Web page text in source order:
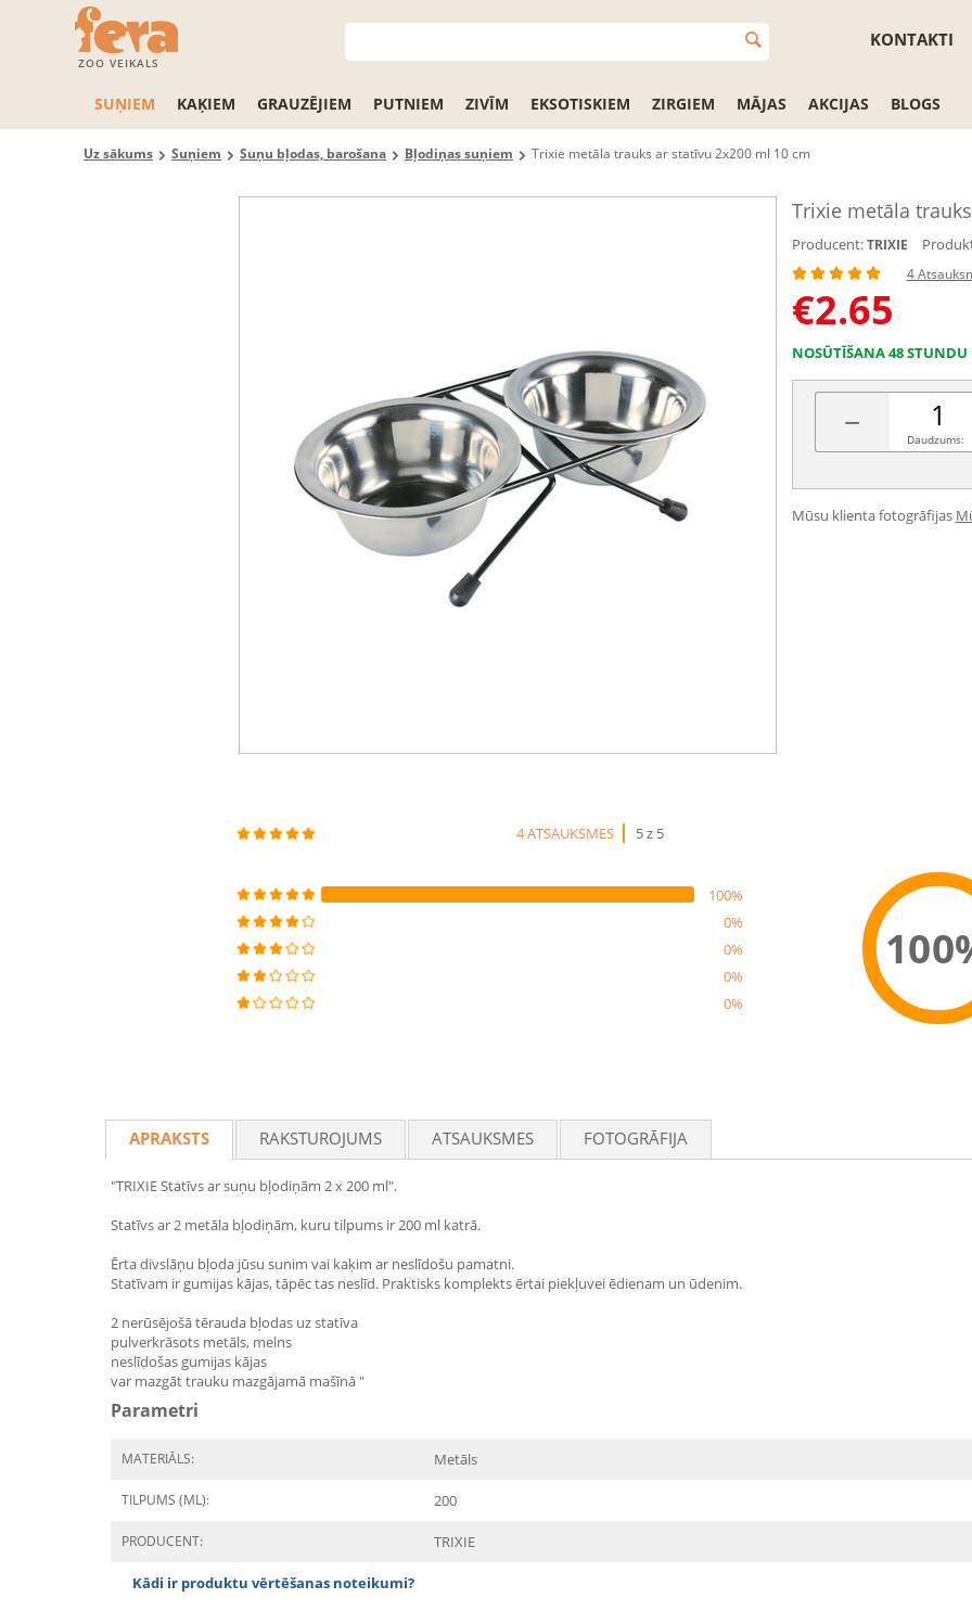
ZOO VEIKALS
KONTAKTI
SUŅIEM KAĶIEM GRAUZĒJIEM PUTNIEM ZIVĪM EKSOTISKIEM ZIRGIEM MĀJAS AKCIJAS BLOGS
Uz sākums Suņiem Suņu bļodas, barošana Bļodiņas suņiem Trixie metāla trauks ar statīvu 2x200 ml 10 cm
Trixie metāla
Producent: TRIXIE
4
€2.65
NOSŪTĪŠANA 48 STUNDU
− Daudzums:
Mūsu klienta fotogrāfijas
4 ATSAUKSMES 5 z 5
100%
0%
0%
0%
0%
APRAKSTS RAKSTUROJUMS ATSAUKSMES FOTOGRĀFIJA
"TRIXIE Statīvs ar suņu bļodiņām 2 x 200 ml".
Statīvs ar 2 metāla bļodiņām, kuru tilpums ir 200 ml katrā.
Ērta divslāņu bļoda jūsu sunim vai kaķim ar neslīdošu pamatni.
Statīvam ir gumijas kājas, tāpēc tas neslīd. Praktisks komplekts ērtai piekļuvei ēdienam un ūdenim.
2 nerūsējošā tērauda bļodas uz statīva
pulverkrāsots metāls, melns
neslīdošas gumijas kājas
var mazgāt trauku mazgājamā mašīnā "
Parametri
MATERIĀLS: Metāls
TILPUMS (ML): 200
PRODUCENT: TRIXIE
Kādi ir produktu vērtēšanas noteikumi?